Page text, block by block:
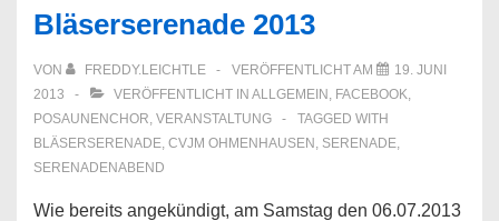
Bläserserenade 2013
VON FREDDY.LEICHTLE VERÖFFENTLICHT AM
19. JUNI
2013
VERÖFFENTLICHT IN ALLGEMEIN , FACEBOOK,
POSAUNENCHOR, VERANSTALTUNG
TAGGED WITH
BLÄSERSERENADE, CVJM OHMENHAUSEN , SERENADE,
SERENADENABEND
Wie bereits angekündigt, am Samstag den 06.07.2013